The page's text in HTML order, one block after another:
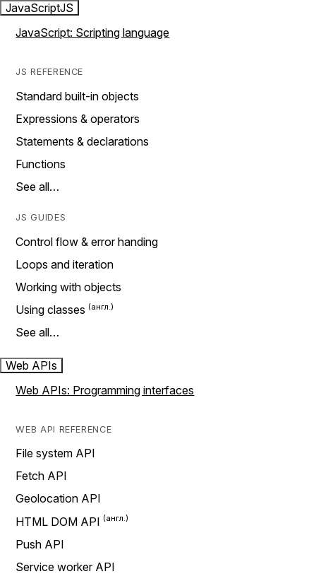
JavaScriptJS
JavaScript: Scripting language
JS REFERENCE
Standard built-in objects
Expressions & operators
Statements & declarations
Functions
See all…
JS GUIDES
Control flow & error handing
Loops and iteration
Working with objects
Using classes
See all…
Web APIs
Web APIs: Programming interfaces
WEB API REFERENCE
File system API
Fetch API
Geolocation API
HTML DOM API
Push API
Service worker API